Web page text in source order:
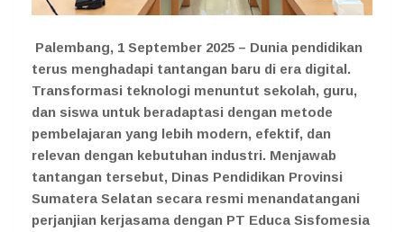
Palembang, 1 September 2025 – Dunia pendidikan
terus menghadapi tantangan baru di era digital.
Transformasi teknologi menuntut sekolah, guru,
dan siswa untuk beradaptasi dengan metode
pembelajaran yang lebih modern, efektif, dan
relevan dengan kebutuhan industri. Menjawab
tantangan tersebut, Dinas Pendidikan Provinsi
Sumatera Selatan secara resmi menandatangani
perjanjian kerjasama dengan PT Educa Sisfomesia